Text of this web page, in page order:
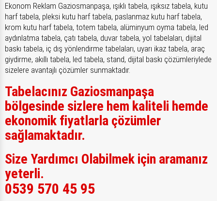
Ekonom Reklam Gaziosmanpaşa, ışıklı tabela, ışıksız tabela, kutu
harf tabela, pleksi kutu harf tabela, paslanmaz kutu harf tabela,
krom kutu harf tabela, totem tabela, alüminyum oyma tabela, led
aydınlatma tabela, çatı tabela, duvar tabela, yol tabelaları, dijital
baskı tabela, iç dış yönlendirme tabelaları, uyarı ikaz tabela, araç
giydirme, akıllı tabela, led tabela, stand, dijital baskı çözümleriylede
sizelere avantajlı çözümler sunmaktadır.
Tabelacınız Gaziosmanpaşa
bölgesinde sizlere hem kaliteli hemde
ekonomik fiyatlarla çözümler
sağlamaktadır.
Size Yardımcı Olabilmek için aramanız
yeterli.
0539 570 45 95